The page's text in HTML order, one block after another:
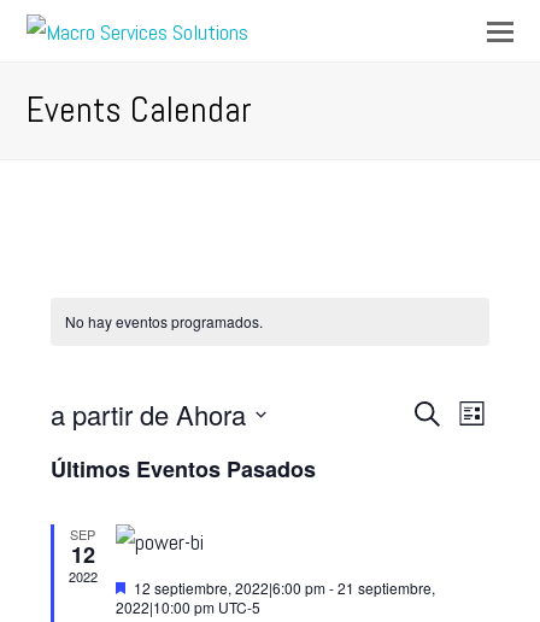
Events Calendar
No hay eventos programados.
Navegación
vistas
BuscarLista
a partir de Ahora
Seleccionar
fecha.
Últimos Eventos Pasados
SEP
12
2022 Destacado
12 septiembre, 2022|6:00 pm-21 septiembre,
2022|10:00 pm UTC-5